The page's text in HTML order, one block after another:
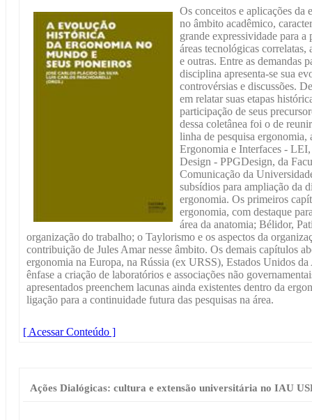
Os conceitos e aplicações da
no âmbito acadêmico,
grande expressividade para
áreas tecnológicas correlatas,
e outras. Entre as demandas
disciplina apresenta-se sua
controvérsias e discussões.
em relatar suas etapas
participação de seus
dessa coletânea foi o de
linha de pesquisa ergonomia,
Ergonomia e Interfaces -
Design - PPGDesign, da
Comunicação da
subsídios para ampliação da
ergonomia. Os primeiros
ergonomia, com destaque
área da anatomia; Bélidor,
organização do trabalho; o Taylorismo e os aspectos da
contribuição de Jules Amar nesse âmbito. Os demais capítulos
ergonomia na Europa, na Rússia (ex URSS), Estados Unidos
ênfase a criação de laboratórios e associações não
apresentados preenchem lacunas ainda existentes dentro da
ligação para a continuidade futura das pesquisas na área.
[ Acessar Conteúdo ]
Ações Dialógicas: cultura e extensão universitária no IAU